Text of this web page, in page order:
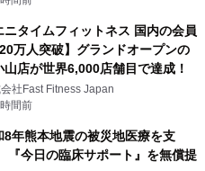
ニタイムフィットネス 国内の会員
万人突破】グランドオープンの
山店が世界6,000店舗目で達成！
社Fast Fitness Japan
間前
8年熊本地震の被災地医療を支
今日の臨床サポート』を無償提